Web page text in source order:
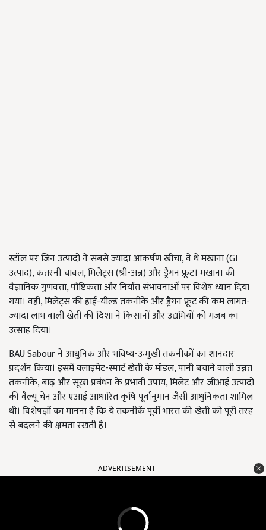
स्टॉल पर जिन उत्पादों ने सबसे ज्यादा आकर्षण खींचा, वे थे मखाना (GI
उत्पाद), कतरनी चावल, मिलेट्स (श्री-अन्न) और ड्रैगन फ्रूट। मखाना की
वैज्ञानिक गुणवत्ता, पौष्टिकता और निर्यात संभावनाओं पर विशेष ध्यान दिया
गया। वहीं, मिलेट्स की हाई-यील्ड तकनीकें और ड्रैगन फ्रूट की कम लागत-
ज्यादा लाभ वाली खेती की दिशा ने किसानों और उद्यमियों को गजब का
उत्साह दिया।
BAU Sabour ने आधुनिक और भविष्य-उन्मुखी तकनीकों का शानदार
प्रदर्शन किया। इसमें क्लाइमेट-स्मार्ट खेती के मॉडल, पानी बचाने वाली उन्नत
तकनीकें, बाढ़ और सूखा प्रबंधन के प्रभावी उपाय, मिलेट और जीआई उत्पादों
की वैल्यू चेन और एआई आधारित कृषि पूर्वानुमान जैसी आधुनिकता शामिल
थी। विशेषज्ञों का मानना है कि ये तकनीकें पूर्वी भारत की खेती को पूरी तरह
से बदलने की क्षमता रखती हैं।
ADVERTISEMENT